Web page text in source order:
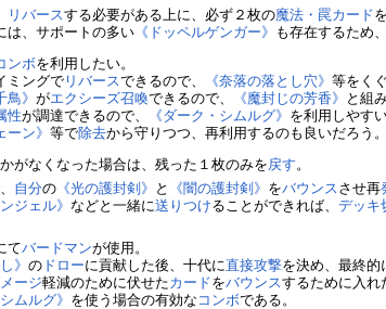
リバースする必要がある上に、必ず２枚の魔法・罠カード
は、サポートの多い 《ドッペルゲンガー》 も存在するため
ンボを利用したい。
ミングで リバースできるので、 《奈落の落とし穴》等をく
鳥》がエクシーズ召喚できるので、 《魔封じの芳香》 と組
性が調達できるので、 《ダーク・シムルグ》 を利用しやすい
ーン》等で除去から守りつつ、再利用するのも良いだろう。
がなくなった場合は、残った１枚のみを 戻す 。
自分の 《光の護封剣》 と 《闇の護封剣》 をバウンスさせ再
ンジェル》などと一緒に送りつけることができれば、デッキ
てバードマンが使用。
》の ドローに貢献した後、十代に直接攻撃を決め、最終的
ージ軽減のために伏せたカードをバウンスするために入れ
ムルグ》 を使う場合の有効な コンボである。